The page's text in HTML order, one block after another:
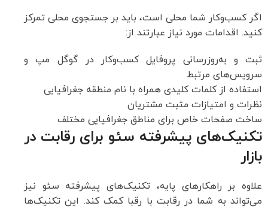
اگر کسب‌وکار شما محلی است، باید بر جستجوی محلی تمرکز
کنید. اقدامات مورد نیاز عبارتند از:
ثبت و به‌روزرسانی پروفایل کسب‌وکار در گوگل مپ و
سرویس‌های مرتبط
استفاده از کلمات کلیدی همراه با نام منطقه جغرافیایی
نظرات و امتیازات مثبت مشتریان
ساخت صفحات خاص برای مناطق جغرافیایی مختلف
تکنیک‌های پیشرفته سئو برای رقابت در
بازار
علاوه بر راهکارهای پایه، تکنیک‌های پیشرفته سئو نیز
می‌تواند به شما در رقابت با رقبا کمک کند. این تکنیک‌ها